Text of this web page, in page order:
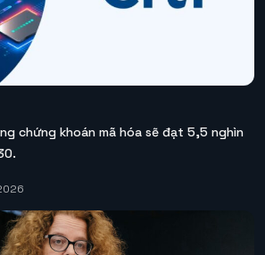
chứng khoán mã hóa sẽ đạt 5,5 nghìn